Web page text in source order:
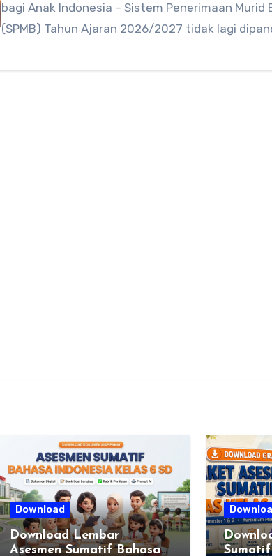
bagi Anak Indonesia – Sistem Penerimaan Murid
(SPMB) Tahun Ajaran 2026/2027 tidak lagi
Download
Download Lembar
Asesmen Sumatif Bahasa
Sumatif